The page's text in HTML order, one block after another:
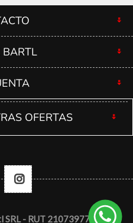
BARTL
OFERTAS
- RUT 210739770012 -